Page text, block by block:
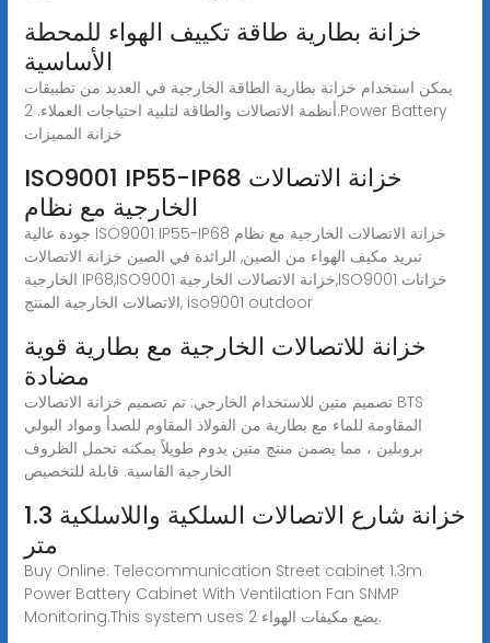
خزانة بطارية طاقة تكييف الهواء للمحطة
الأساسية
يمكن استخدام خزانة بطارية الطاقة الخارجية في العديد من تطبيقات
أنظمة الاتصالات والطاقة لتلبية احتياجات العملاء. 2.Power Battery
خزانة المميزات
ISO9001 IP55-IP68 خزانة الاتصالات
الخارجية مع نظام
جودة عالية ISO9001 IP55-IP68 خزانة الاتصالات الخارجية مع نظام
تبريد مكيف الهواء من الصين, الرائدة في الصين خزانة الاتصالات
الخارجية IP68,ISO9001 خزانة الاتصالات الخارجية,ISO9001 خزانات
الاتصالات الخارجية المنتج, iso9001 outdoor
خزانة للاتصالات الخارجية مع بطارية قوية
مضادة
تصميم متين للاستخدام الخارجي: تم تصميم خزانة الاتصالات BTS
المقاومة للماء مع بطارية من الفولاذ المقاوم للصدأ ومواد البولي
بروبلين ، مما يضمن منتج متين يدوم طويلاً يمكنه تحمل الظروف
الخارجية القاسية. قابلة للتخصيص
خزانة شارع الاتصالات السلكية واللاسلكية 1.3
متر
Buy Online: Telecommunication Street cabinet 1.3m
Power Battery Cabinet With Ventilation Fan SNMP
Monitoring.This system uses 2 يضع مكيفات الهواء.